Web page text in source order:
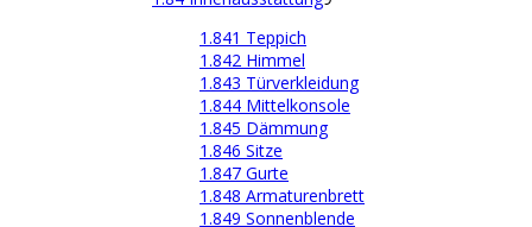
1.841 Teppich
1.842 Himmel
1.843 Türverkleidung
1.844 Mittelkonsole
1.845 Dämmung
1.846 Sitze
1.847 Gurte
1.848 Armaturenbrett
1.849 Sonnenblende